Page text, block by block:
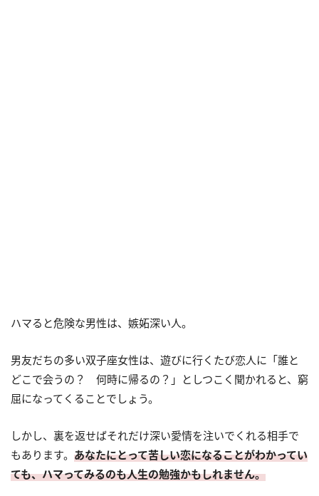
ハマると危険な男性は、嫉妬深い人。
男友だちの多い双子座女性は、遊びに行くたび恋人に「誰と
どこで会うの？ 何時に帰るの？」としつこく聞かれると、窮
屈になってくることでしょう。
しかし、裏を返せばそれだけ深い愛情を注いでくれる相手で
もあります。 あなたにとって苦しい恋になることがわかってい
ても、ハマってみるのも人生の勉強かもしれません。